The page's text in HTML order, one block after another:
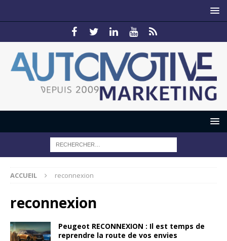
ACCUEIL reconnexion
reconnexion
Peugeot RECONNEXION : Il est temps de
reprendre la route de vos envies